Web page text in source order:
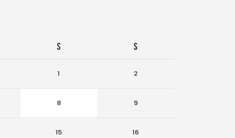
S S
1 2
8 9
15 16